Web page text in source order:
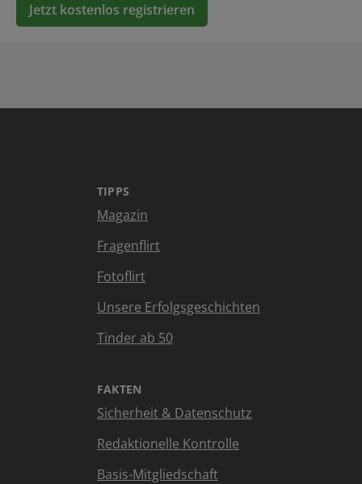
Jetzt kostenlos registrieren
TIPPS
Magazin
Fragenflirt
Fotoflirt
Unsere Erfolgsgeschichten
Tinder ab 50
FAKTEN
Sicherheit & Datenschutz
Redaktionelle Kontrolle
Basis-Mitgliedschaft